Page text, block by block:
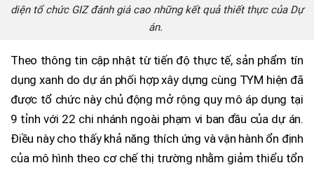
diện tổ chức GIZ đánh giá cao những kết quả thiết thực của Dự
án.
Theo thông tin cập nhật từ tiến độ thực tế, sản phẩm tín
dụng xanh do dự án phối hợp xây dựng cùng TYM hiện đã
được tổ chức này chủ động mở rộng quy mô áp dụng tại
9 tỉnh với 22 chi nhánh ngoài phạm vi ban đầu của dự án.
Điều này cho thấy khả năng thích ứng và vận hành ổn định
của mô hình theo cơ chế thị trường nhằm giảm thiểu tổn